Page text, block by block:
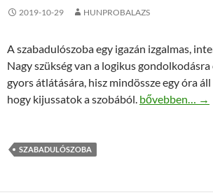
2019-10-29 HUNPROBALAZS
A szabadulószoba egy igazán izgalmas,
Nagy szükség van a logikus gondolkodásra
gyors átlátására, hisz mindössze egy óra
hogy kijussatok a szobából. Szabaduló
bővebben… →
SZABADULÓSZOBA